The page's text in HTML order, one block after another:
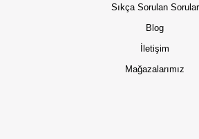
Sıkça Sorulan Sorular
Blog
İletişim
Mağazalarımız